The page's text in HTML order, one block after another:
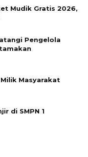
Mudik Gratis 2026,
Pengelola
Masyarakat
di SMPN 1